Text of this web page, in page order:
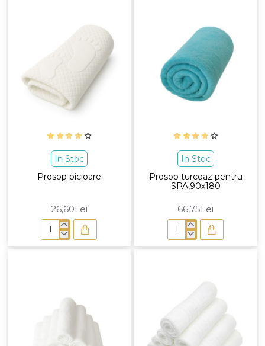
In Stoc
Prosop picioare
26,60Lei
Prosop
picioare
In Stoc
Prosop turcoaz pentru
SPA,90x180
66,75Lei
Prosop
turcoaz